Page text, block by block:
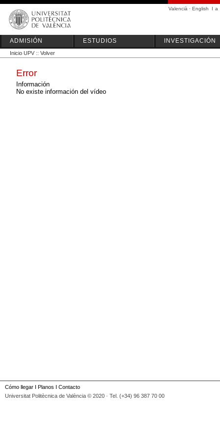
Valencià · English I a
ADMISIÓN ESTUDIOS INVESTIGACIÓN
Inicio UPV :: Volver
Error
Información
No existe información del vídeo
Cómo llegar I Planos I Contacto
Universitat Politècnica de València © 2020 · Tel. (+34) 96 387 70 00